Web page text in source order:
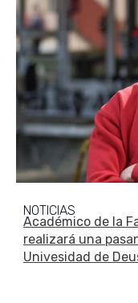
NOTICIAS
Académico de la
realizará una
Univesidad de